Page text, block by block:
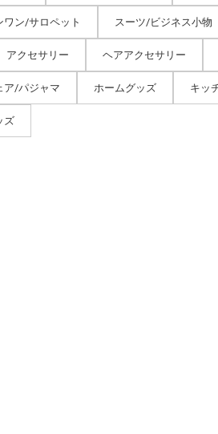
ワン/サロペット スーツ/ビジネス小物
アクセサリー ヘアアクセサリー
ア/パジャマ ホームグッズ キッ
ズ